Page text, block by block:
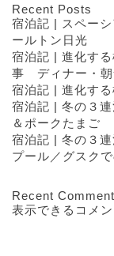
Recent Posts
宿泊記 | スペー
ールトン日光
宿泊記 | 進化す
事 ディナー・朝
宿泊記 | 進化す
宿泊記 | 冬の３
＆ポークたまご
宿泊記 | 冬の３
プール／グスク
Recent
表示できるコメ